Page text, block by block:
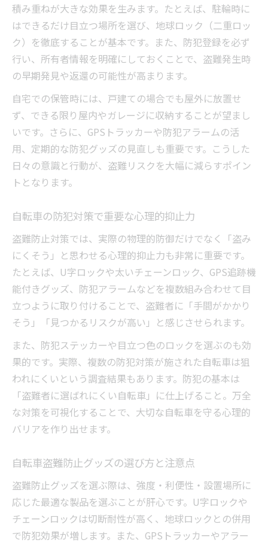
積み重ねが大きな効果を生みます。たとえば、駐輪時に
はできるだけ目立つ場所を選び、地球ロック（二重ロッ
ク）を徹底することが基本です。また、防犯登録を必ず
行い、所有者情報を明確にしておくことで、盗難発生時
の早期発見や返還の可能性が高まります。
自宅での保管時には、戸建ての場合でも屋外に放置せ
ず、できる限り屋内やガレージに収納することが望まし
いです。さらに、GPSトラッカーや防犯アラームの活
用、定期的な防犯グッズの見直しも重要です。こうした
日々の意識と行動が、盗難リスクを大幅に減らすポイン
トとなります。
自転車の防犯対策で重要な心理的抑止力
盗難防止対策では、実際の物理的防御だけでなく「盗み
にくそう」と思わせる心理的抑止力も非常に重要です。
たとえば、U字ロックや太いチェーンロック、GPS追跡機
能付きグッズ、防犯アラームなどを複数組み合わせて目
立つように取り付けることで、盗難者に「手間がかかり
そう」「見つかるリスクが高い」と感じさせられます。
また、防犯ステッカーや目立つ色のロックを選ぶのも効
果的です。実際、複数の防犯対策が施された自転車は狙
われにくいという調査結果もあります。防犯の基本は
「盗難者に選ばれにくい自転車」に仕上げること。万全
な対策を可視化することで、大切な自転車を守る心理的
バリアを作り出せます。
自転車盗難防止グッズの選び方と注意点
盗難防止グッズを選ぶ際は、強度・利便性・設置場所に
応じた最適な製品を選ぶことが肝心です。U字ロックや
チェーンロックは切断耐性が高く、地球ロックとの併用
で防犯効果が増します。また、GPSトラッカーやアラー